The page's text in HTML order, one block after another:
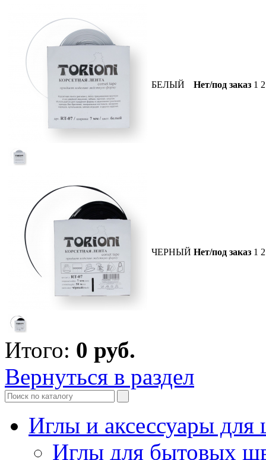
БЕЛЫЙ Нет/под заказ 1
ЧЕРНЫЙ Нет/под заказ 1
Итого: 0 руб.
Вернуться в раздел
Иглы и аксессуары
Иглы для бытовых